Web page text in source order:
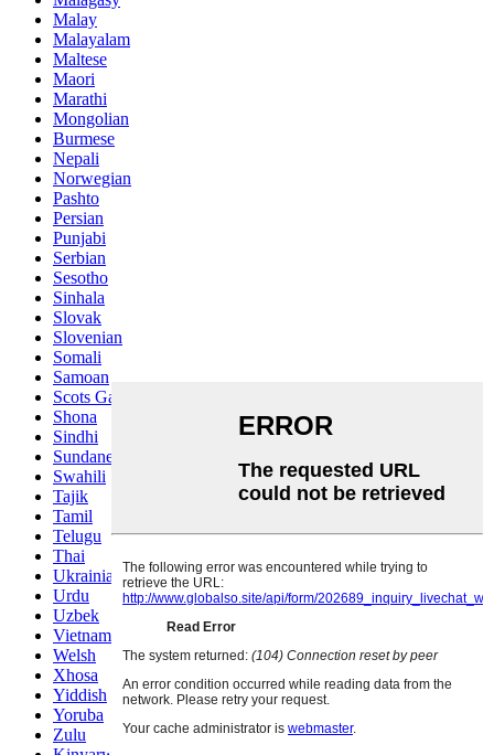
Malay
Malayalam
Maltese
Maori
Marathi
Mongolian
Burmese
Nepali
Norwegian
Pashto
Persian
Punjabi
Serbian
Sesotho
Sinhala
Slovak
Slovenian
Somali
Samoan
Scots Gaelic
Shona
Sindhi
Sundanese
Swahili
Tajik
Tamil
Telugu
Thai
Ukrainian
Urdu
Uzbek
Vietnamese
Welsh
Xhosa
Yiddish
Yoruba
Zulu